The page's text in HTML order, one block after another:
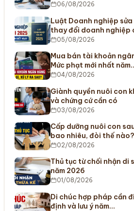
06/08/2026
Luật Doanh nghiệp sửa
thay đổi doanh nghiệp
05/08/2026
Mua bán tài khoản
Mức phạt mới nhất
04/08/2026
Giành quyền nuôi con
và chứng cứ cần có
03/08/2026
Cấp dưỡng nuôi con
bao nhiêu, đòi thế nào?
02/08/2026
Thủ tục từ chối nhận di
năm 2026
01/08/2026
Di chúc hợp pháp cần
định và lưu ý năm…